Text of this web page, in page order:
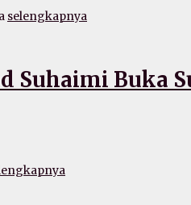
selengkapnya
Buka